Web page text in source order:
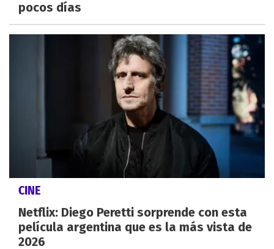
pocos días
CINE
Netflix: Diego Peretti sorprende con esta
película argentina que es la más vista de
2026